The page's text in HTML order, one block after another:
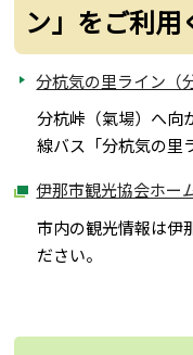
ン」をご利用
分杭気の里ライン（
分杭峠（氣場）へ向
線バス「分杭気の里
伊那市観光協会ホー
市内の観光情報は伊
ださい。